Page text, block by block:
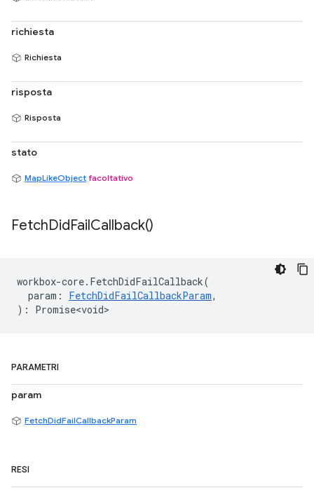
richiesta
Richiesta
risposta
Risposta
stato
MapLikeObject facoltativo
FetchDidFailCallback()
workbox-core. FetchDidFailCallback(
param : FetchDidFailCallbackParam,
) : Promise<void>
PARAMETRI
param
FetchDidFailCallbackParam
RESI